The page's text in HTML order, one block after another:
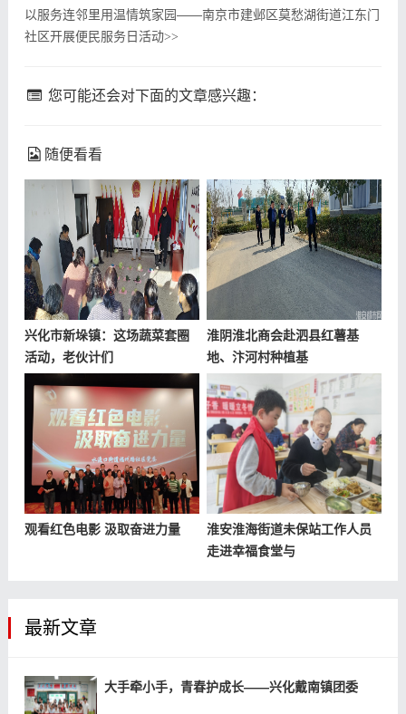
以服务连邻里用温情筑家园——南京市建邺区莫愁湖街道江东门
社区开展便民服务日活动>>
您可能还会对下面的文章感兴趣：
随便看看
兴化市新垛镇：这场蔬菜套圈
活动，老伙计们
淮阴淮北商会赴泗县红薯基
地、汴河村种植基
观看红色电影 汲取奋进力量
淮安淮海街道未保站工作人员
走进幸福食堂与
最新文章
大手牵小手，青春护成长——兴化戴南镇团委